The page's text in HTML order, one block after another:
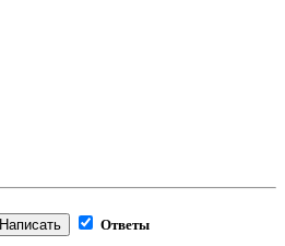
Написать Ответы